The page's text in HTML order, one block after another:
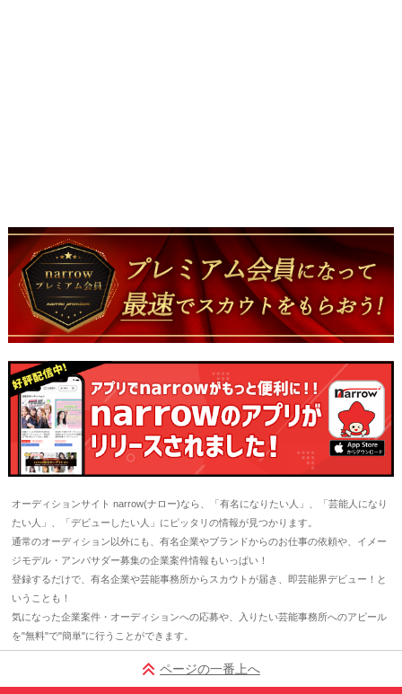
オーディションサイト narrow(ナロー)なら、「有名になりたい人」、「芸能人になり
たい人」、「デビューしたい人」にピッタリの情報が見つかります。
通常のオーディション以外にも、有名企業やブランドからのお仕事の依頼や、イメー
ジモデル・アンバサダー募集の企業案件情報もいっぱい！
登録するだけで、有名企業や芸能事務所からスカウトが届き、即芸能界デビュー！と
いうことも！
気になった企業案件・オーディションへの応募や、入りたい芸能事務所へのアピール
を"無料"で"簡単"に行うことができます。
ページの一番上へ